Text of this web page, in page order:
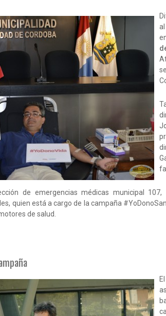
de emergencias médicas municipal
quien está a cargo de la campaña
de salud.